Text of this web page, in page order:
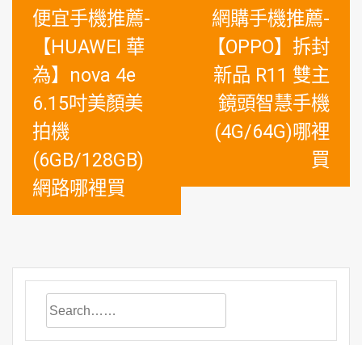
章
覽
便宜手機推薦-
【HUAWEI 華
為】nova 4e
6.15吋美顏美
拍機
(6GB/128GB)
網路哪裡買
網購手機推薦-
【OPPO】拆封
新品 R11 雙主
鏡頭智慧手機
(4G/64G)哪裡
買